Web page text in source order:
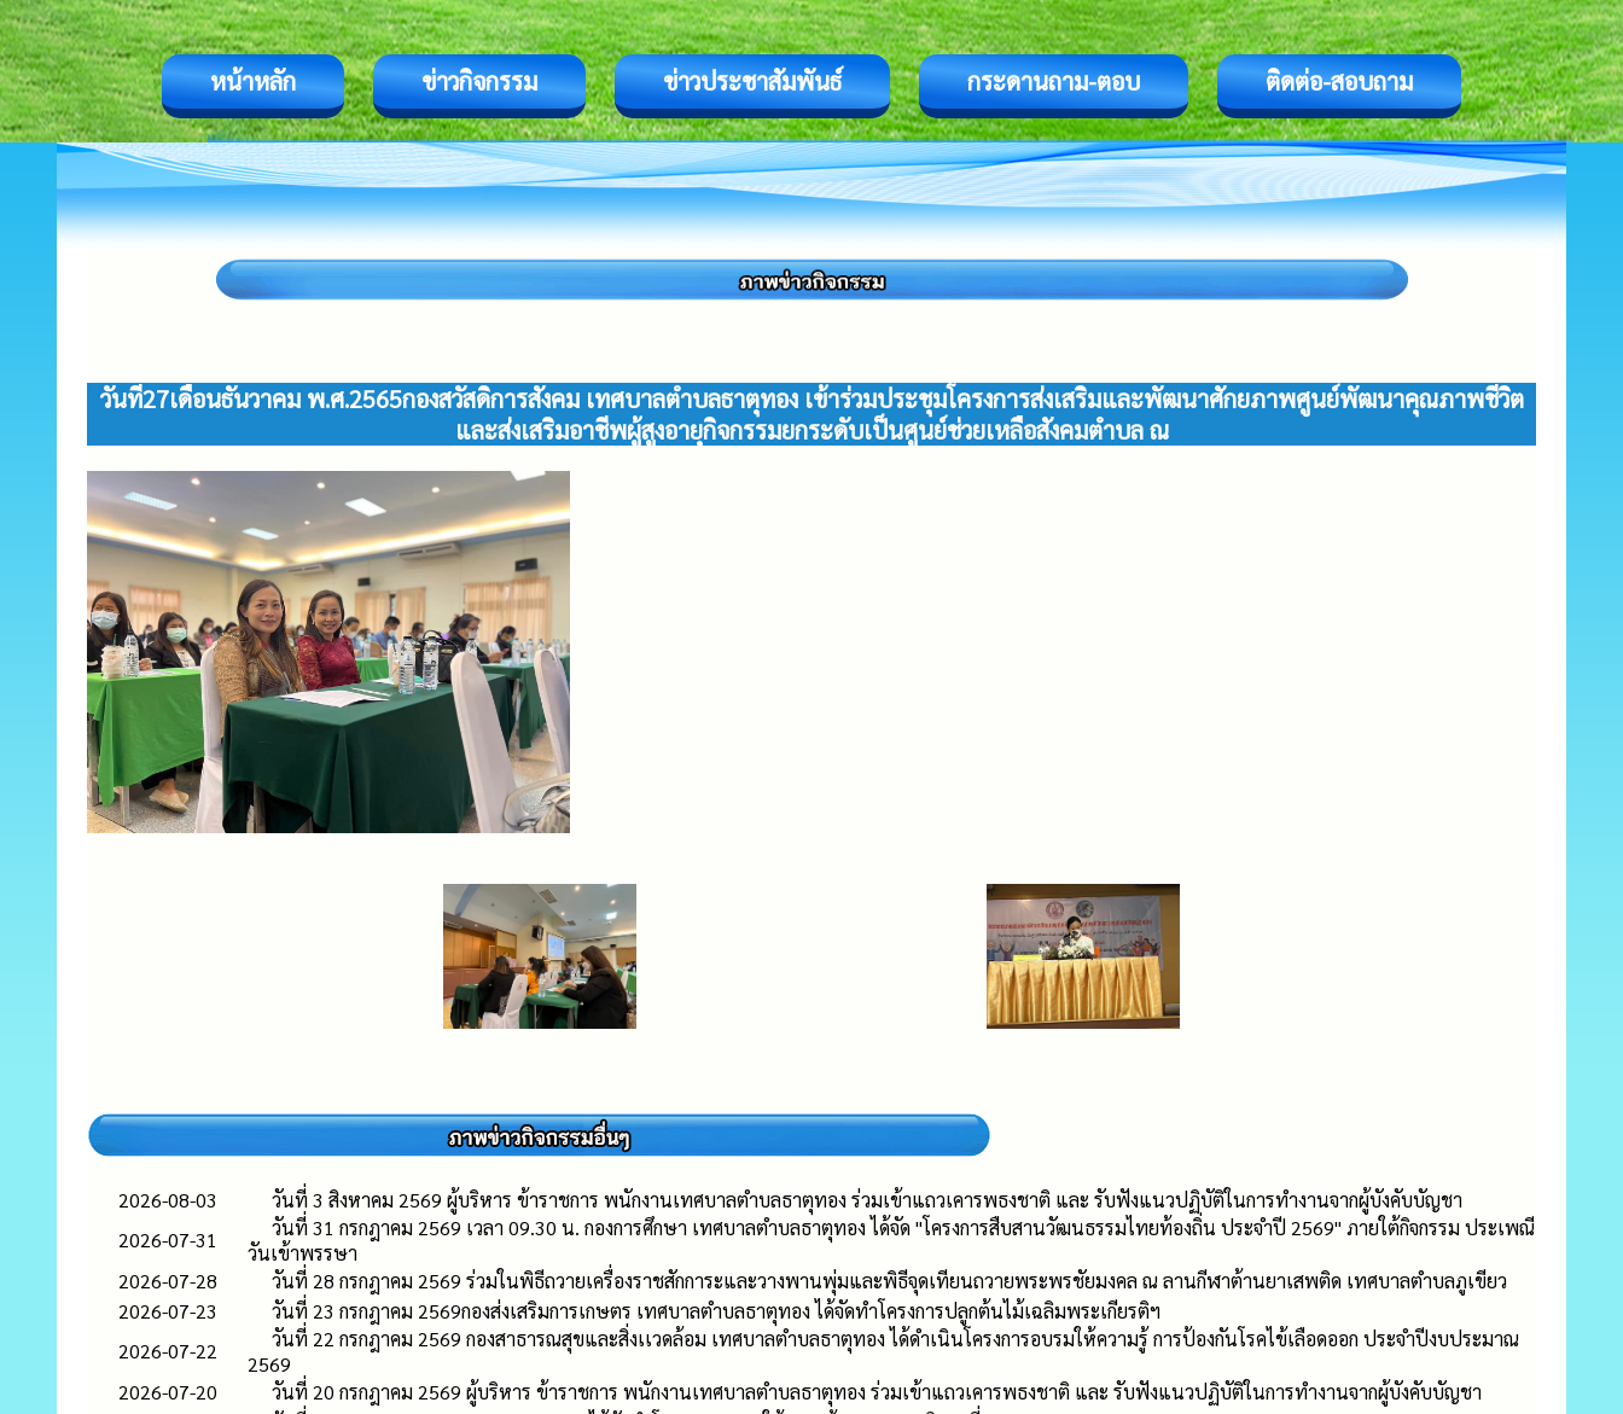
หน้าหลัก ข่าวกิจกรรม ข่าวประชาสัมพันธ์ กระดานถาม-ตอบ ติดต่อ-สอบถาม
วันที่27เดือนธันวาคม พ.ศ.2565กองสวัสดิการสังคม เทศบาลตำบลธาตุทอง เข้าร่วมประชุมโครงการส่งเสริมและพัฒนาศักยภาพศูนย์พัฒนาคุณภาพชีวิต
และส่งเสริมอาชีพผู้สูงอายุกิจกรรมยกระดับเป็นศูนย์ช่วยเหลือสังคมตำบล ณ
2026-08-03
วันที่ 3 สิงหาคม 2569 ผู้บริหาร ข้าราชการ พนักงานเทศบาลตำบลธาตุทอง ร่วมเข้าแถวเคารพธงชาติ และ รับฟังแนวปฏิบัติในการทำงานจากผู้บังคับบัญชา
2026-07-31
วันที่ 31 กรกฎาคม 2569 เวลา 09.30 น. กองการศึกษา เทศบาลตำบลธาตุทอง ได้จัด "โครงการสืบสานวัฒนธรรมไทยท้องถิ่น ประจำปี 2569" ภายใต้กิจกรรม ประเพณี
วันเข้าพรรษา
2026-07-28
วันที่ 28 กรกฎาคม 2569 ร่วมในพิธีถวายเครื่องราชสักการะและวางพานพุ่มและพิธีจุดเทียนถวายพระพรชัยมงคล ณ ลานกีฬาต้านยาเสพติด เทศบาลตำบลภูเขียว
2026-07-23
วันที่ 23 กรกฎาคม 2569กองส่งเสริมการเกษตร เทศบาลตำบลธาตุทอง ได้จัดทำโครงการปลูกต้นไม้เฉลิมพระเกียรติฯ
2026-07-22
วันที่ 22 กรกฎาคม 2569 กองสาธารณสุขและสิ่งเเวดล้อม เทศบาลตำบลธาตุทอง ได้ดำเนินโครงการอบรมให้ความรู้ การป้องกันโรคไข้เลือดออก ประจำปีงบประมาณ
2569
2026-07-20
วันที่ 20 กรกฎาคม 2569 ผู้บริหาร ข้าราชการ พนักงานเทศบาลตำบลธาตุทอง ร่วมเข้าแถวเคารพธงชาติ และ รับฟังแนวปฏิบัติในการทำงานจากผู้บังคับบัญชา